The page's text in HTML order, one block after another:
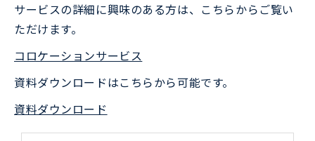
サービスの詳細に興味のある方は、こちらからご覧い
ただけます。
コロケーションサービス
資料ダウンロードはこちらから可能です。
資料ダウンロード